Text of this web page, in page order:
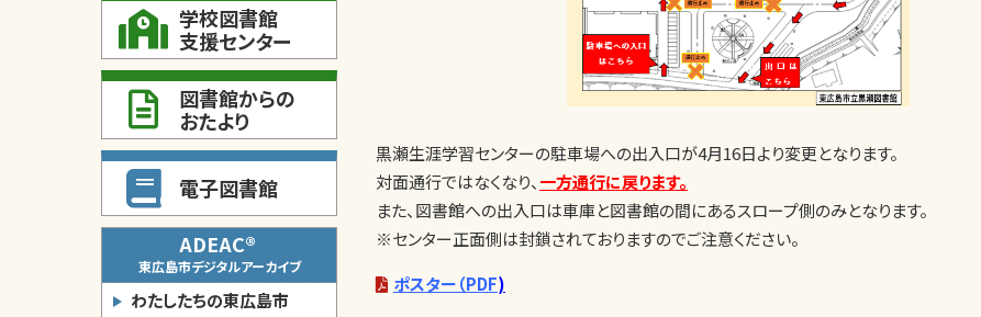
学校図書館
支援センター
図書館からの
おたより
電子図書館
ADEAC®
東広島市デジタルアーカイブ
わたしたちの東広島市
黒瀬生涯学習センターの駐車場への出入口が4月16日より変更となります。
対面通行ではなくなり、 一方通行に戻ります。
また、図書館への出入口は車庫と図書館の間にあるスロープ側のみとなります。
※センター正面側は封鎖されておりますのでご注意ください。
ポスター（PDF)